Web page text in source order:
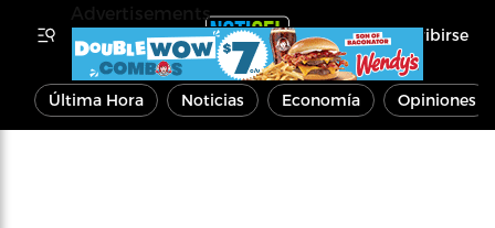
Inscribirse
Última Hora Noticias Economía Opiniones
Advertisements